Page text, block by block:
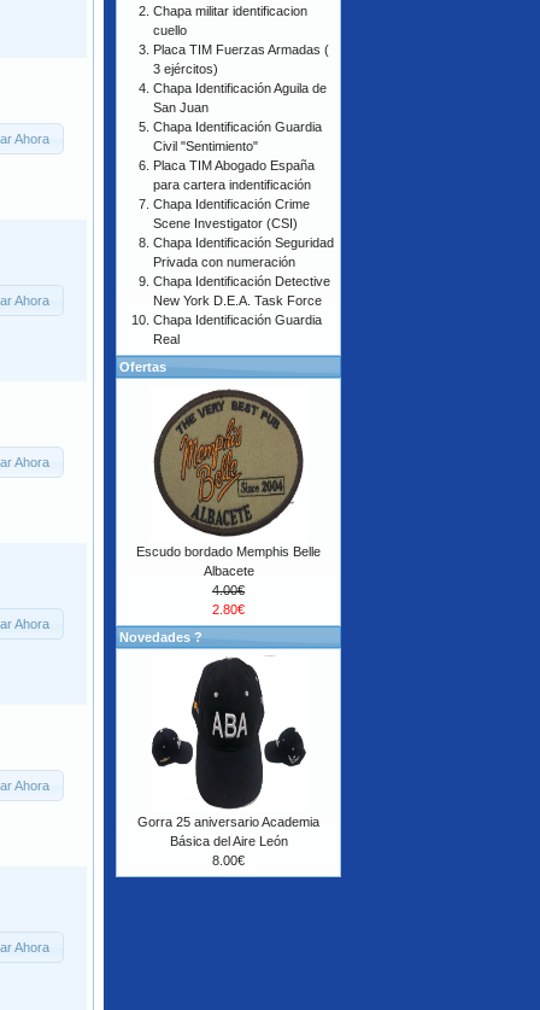
Ahora
Ahora
Ahora
Ahora
Ahora
Ahora
Chapa militar identificacion
cuello
Placa TIM Fuerzas Armadas (
3 ejércitos)
Chapa Identificación Aguila de
San Juan
Chapa Identificación Guardia
Civil "Sentimiento"
Placa TIM Abogado España
para cartera indentificación
Chapa Identificación Crime
Scene Investigator (CSI)
Chapa Identificación Seguridad
Privada con numeración
Chapa Identificación Detective
New York D.E.A. Task Force
Chapa Identificación Guardia
Real
Ofertas
Escudo bordado Memphis Belle
Albacete
4.00€
2.80€
Novedades ?
Gorra 25 aniversario Academia
Básica del Aire León
8.00€